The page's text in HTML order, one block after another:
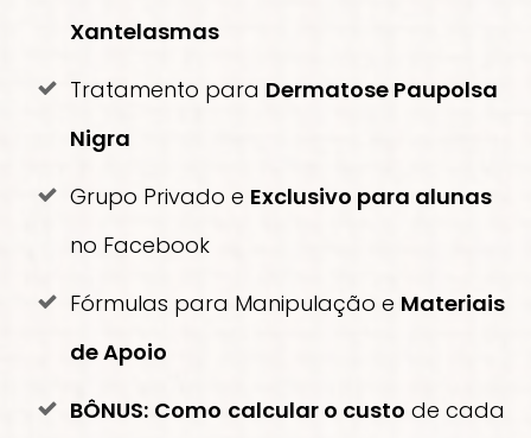
Xantelasmas
Tratamento para Dermatose Paupolsa
Nigra
Grupo Privado e Exclusivo para alunas
no Facebook
Fórmulas para Manipulação e Materiais
de Apoio
BÔNUS: Como calcular o custo de cada